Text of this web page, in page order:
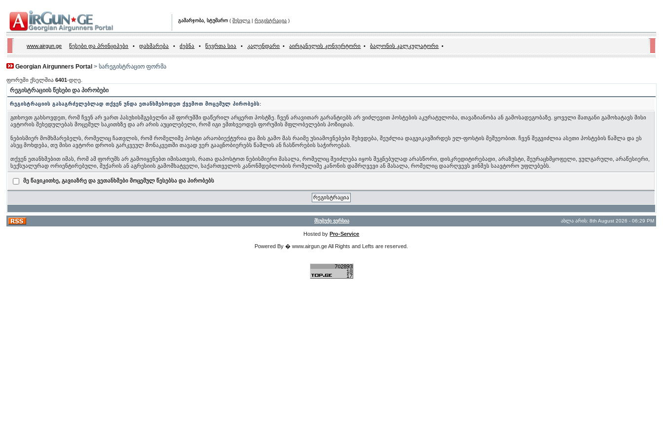
გამარჯობა, სტუმარო (შესვლა |რეგისტრაცია )
www.airgun.ge წესები და პრინციპები • დახმარება • ძებნა • წევრთა სია • კალენდარი • აირგანელის კონვერტორი • ბალონის კალკულატორი •
Georgian Airgunners Portal > სარეგისტრაციო ფორმა
ფორუმი ქსელშია6401-დღე.
რეგისტრაციის წესები და პირობები
რეგისტრაციის გასაგრძელებლად თქვენ უნდა ეთანხმებოდეთ ქვემოთ მოცემულ პირობებს:
გთხოვთ გახსოვდეთ, რომ ჩვენ არ ვართ პასუხისმგებელნი ამ ფორუმში დაწერილ არცერთ პოსტზე. ჩვენ არავითარ გარანტიებს არ ვიძლევით პოსტების აკურატულობა, თავაზიანობა ან გამოსადეგობაზე. ყოველი მათგანი გამოხატავს მისი
ავტორის შეხედულებას მოცემულ საკითხზე და არ არის აუცილებელი, რომ იგი ემთხვეოდეს ფორუმის მფლობელების პოზიციას.
ნებისმიერ მომხმარებელს, რომელიც ჩათვლის, რომ რომელიმე პოსტი არაობიექტურია და მის გამო მას რაიმე უსიამოვნებები შეხვდება, შეუძლია დაგვიკავშირდეს ელ-ფოსტის მეშუეობით. ჩვენ შეგვიძლია ასეთი პოსტების წაშლა და ეს
ასეც მოხდება, თუ მისი ავტორი დროის გარკვეულ მონაკვეთში თავად ვერ გააცნობიერებს წაშლის ან ჩასწორების საჭიროებას.
თქვენ ეთანხმებით იმას, რომ ამ ფორუმს არ გამოიყენებთ იმისათვის, რათა დაპოსტოთ ნებისმიერი მასალა, რომელიც შეიძლება იყოს შეგნებულად არასწორი, დისკრედიტირებადი, არაზუსტი, შეურაცხმყოფელი, ვულგარული, არაწესიერი,
სექსუალურად ორიენტირებული, მუქარის ან აგრესიის გამომხატველი, საქართველოს კანონმდებლობის რომელიმე კანონის დამრღვევი ან მასალა, რომელიც დაარღვევს ვინმეს საავტორო უფლებებს.
მე წავიკითხე, გავიაზრე და ვეთანხმები მოცემულ წესებსა და პირობებს
მსუბუქი ვერსია ახლა არის: 8th August 2026 - 06:29 PM
Hosted byPro-Service
Powered By � www.airgun.ge All Rights and Lefts are reserved.